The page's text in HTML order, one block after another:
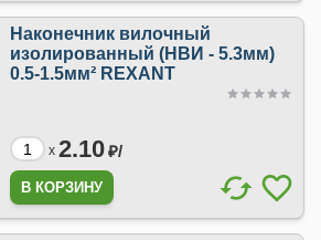
Наконечник вилочный
изолированный (НВИ - 5.3мм)
0.5-1.5мм² REXANT
x 2.10₽/